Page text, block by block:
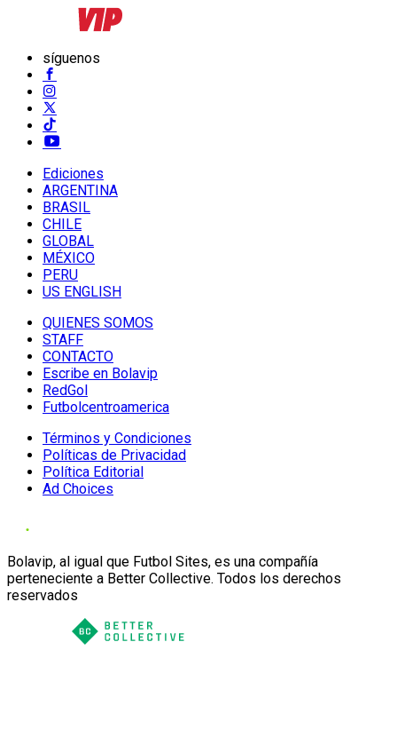
síguenos
Ediciones
ARGENTINA
BRASIL
CHILE
GLOBAL
MÉXICO
PERU
US ENGLISH
QUIENES SOMOS
STAFF
CONTACTO
Escribe en Bolavip
RedGol
Futbolcentroamerica
Términos y Condiciones
Políticas de Privacidad
Política Editorial
Ad Choices
Bolavip, al igual que Futbol Sites, es una compañía
perteneciente a Better Collective. Todos los derechos
reservados